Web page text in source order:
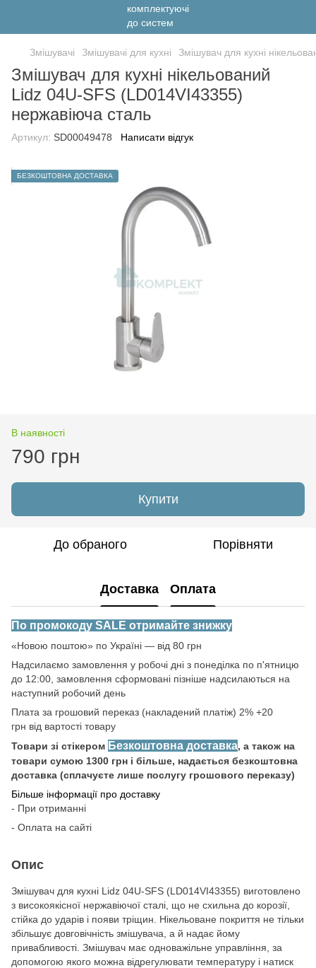
Змішувачі Змішувачі для кухні Змішувач для кухні
Змішувач для кухні нікельований
Lidz 04U-SFS (LD014VI43355)
нержавіюча сталь
Артикул: SD00049478 Написати відгук
БЕЗКОШТОВНА ДОСТАВКА
В наявності
790 грн
Купити
До обраного Порівняти
Доставка Оплата
По промокоду SALE отримайте знижку
«Новою поштою» по Україні — від 80 грн
Надсилаємо замовлення у робочі дні з понеділка по п'ятницю
до 12:00, замовлення сформовані пізніше надсилаються на
наступний робочий день
Плата за грошовий переказ (накладений платіж) 2% +20
грн від вартості товару
Товари зі стікером Безкоштовна доставка, а також на
товари сумою 1300 грн і більше, надається безкоштовна
доставка (сплачуєте лише послугу грошового переказу)
Більше інформації про доставку
- При отриманні
- Оплата на сайті
Опис
Змішувач для кухні Lidz 04U-SFS (LD014VI43355) виготовлено
з високоякісної нержавіючої сталі, що не схильна до корозії,
стійка до ударів і появи тріщин. Нікельоване покриття не тільки
збільшує довговічність змішувача, а й надає йому
привабливості. Змішувач має одноважільне управління, за
допомогою якого можна відрегулювати температуру і натиск